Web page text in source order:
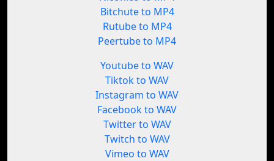
Bitchute to MP4
Rutube to MP4
Peertube to MP4
Youtube to WAV
Tiktok to WAV
Instagram to WAV
Facebook to WAV
Twitter to WAV
Twitch to WAV
Vimeo to WAV